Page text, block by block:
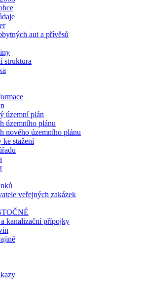
aut a přívěsů
struktura
územní plán
územního plánu
nového územního plánu
ke stažení
veřejných zakázek
kanalizační přípojky